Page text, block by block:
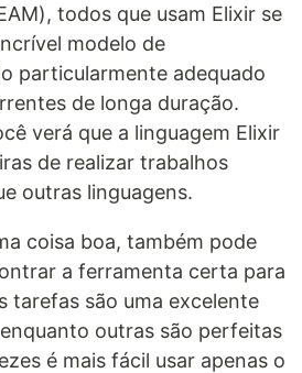
todos que usam Elixir se
modelo de
particularmente adequado
de longa duração.
verá que a linguagem Elixir
de realizar trabalhos
outras linguagens.
coisa boa, também pode
a ferramenta certa para
tarefas são uma excelente
outras são perfeitas
é mais fácil usar apenas o